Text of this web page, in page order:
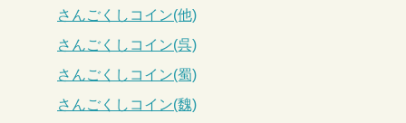
さんごくしコイン(他)
さんごくしコイン(呉)
さんごくしコイン(蜀)
さんごくしコイン(魏)